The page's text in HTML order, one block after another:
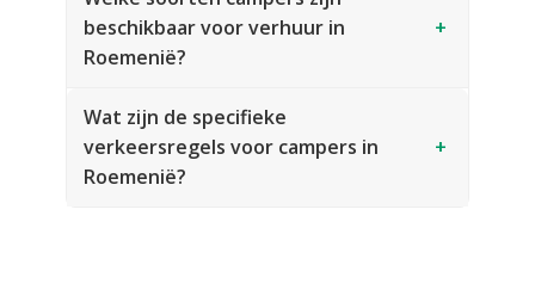
beschikbaar voor verhuur in
Roemenië?
+
Wat zijn de specifieke
verkeersregels voor campers in
Roemenië?
+